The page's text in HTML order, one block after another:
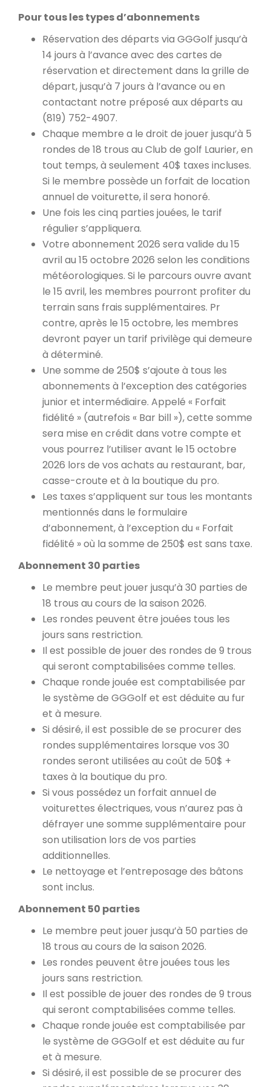
Pour tous les types d’abonnements
Réservation des départs via GGGolf jusqu’à
14 jours à l’avance avec des cartes de
réservation et directement dans la grille de
départ, jusqu’à 7 jours à l’avance ou en
contactant notre préposé aux départs au
(819) 752-4907.
Chaque membre a le droit de jouer jusqu’à 5
rondes de 18 trous au Club de golf Laurier, en
tout temps, à seulement 40$ taxes incluses.
Si le membre possède un forfait de location
annuel de voiturette, il sera honoré.
Une fois les cinq parties jouées, le tarif
régulier s’appliquera.
Votre abonnement 2026 sera valide du 15
avril au 15 octobre 2026 selon les conditions
météorologiques. Si le parcours ouvre avant
le 15 avril, les membres pourront profiter du
terrain sans frais supplémentaires. Pr
contre, après le 15 octobre, les membres
devront payer un tarif privilège qui demeure
à déterminé.
Une somme de 250$ s’ajoute à tous les
abonnements à l’exception des catégories
junior et intermédiaire. Appelé « Forfait
fidélité » (autrefois « Bar bill »), cette somme
sera mise en crédit dans votre compte et
vous pourrez l’utiliser avant le 15 octobre
2026 lors de vos achats au restaurant, bar,
casse-croute et à la boutique du pro.
Les taxes s’appliquent sur tous les montants
mentionnés dans le formulaire
d’abonnement, à l’exception du « Forfait
fidélité » où la somme de 250$ est sans taxe.
Abonnement 30 parties
Le membre peut jouer jusqu’à 30 parties de
18 trous au cours de la saison 2026.
Les rondes peuvent être jouées tous les
jours sans restriction.
Il est possible de jouer des rondes de 9 trous
qui seront comptabilisées comme telles.
Chaque ronde jouée est comptabilisée par
le système de GGGolf et est déduite au fur
et à mesure.
Si désiré, il est possible de se procurer des
rondes supplémentaires lorsque vos 30
rondes seront utilisées au coût de 50$ +
taxes à la boutique du pro.
Si vous possédez un forfait annuel de
voiturettes électriques, vous n’aurez pas à
défrayer une somme supplémentaire pour
son utilisation lors de vos parties
additionnelles.
Le nettoyage et l’entreposage des bâtons
sont inclus.
Abonnement 50 parties
Le membre peut jouer jusqu’à 50 parties de
18 trous au cours de la saison 2026.
Les rondes peuvent être jouées tous les
jours sans restriction.
Il est possible de jouer des rondes de 9 trous
qui seront comptabilisées comme telles.
Chaque ronde jouée est comptabilisée par
le système de GGGolf et est déduite au fur
et à mesure.
Si désiré, il est possible de se procurer des